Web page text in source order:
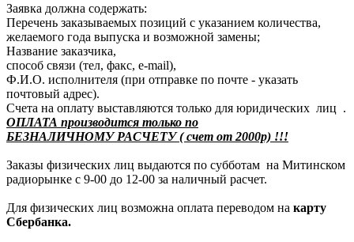
Заявка должна содержать:
Перечень заказываемых позиций с указанием количества,
желаемого года выпуска и возможной замены;
Название заказчика,
способ связи (тел, факс, e-mail),
Ф.И.О. исполнителя (при отправке по почте - указать
почтовый адрес).
Счета на оплату выставляются только для юридических лиц .
ОПЛАТА производится только по
БЕЗНАЛИЧНОМУ РАСЧЕТУ ( счет от 2000р) !!!
Заказы физических лиц выдаются по субботам на Митинском
радиорынке с 9-00 до 12-00 за наличный расчет.
Для физических лиц возможна оплата переводом на карту
Сбербанка.